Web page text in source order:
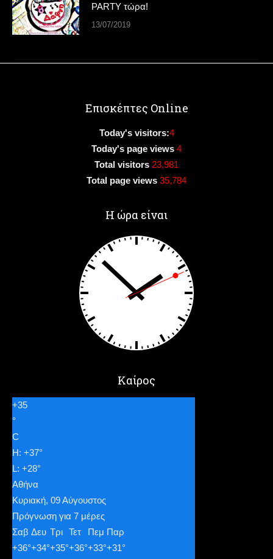
PARTY τώρα!
13/07/2019
Επισκέπτες Online
Today's visitors:4
Today's page views 4
Total visitors 23,981
Total page views 35,784
Η ώρα είναι
Καίρος
+35
°
C
H: +37°
L: +28°
Αθήνα
Κυριακή, 09 Αύγουστος
Πρόγνωση για 7 μέρες
Σαβ Δευ Τρι Τετ Πεμ Παρ
+36°+34°+35°+36°+33°+31°